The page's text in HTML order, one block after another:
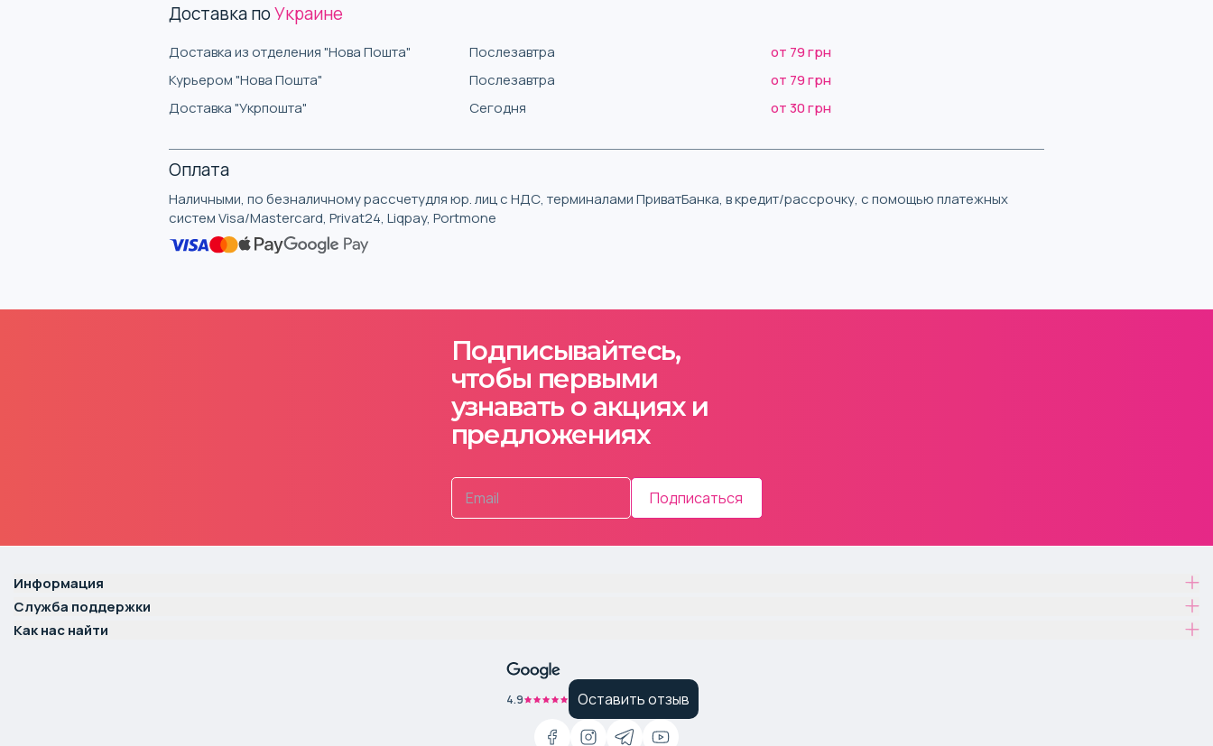
Доставка поУкраине
Доставка из отделения "Нова Пошта" Послезавтра
от 79 грн
Курьером "Нова Пошта"
Послезавтра
от 79 грн
Доставка "Укрпошта"
Сегодня от 30 грн
Оплата
Наличными, по безналичному рассчетудля юр. лиц с НДС, терминалами ПриватБанка, в кредит/рассрочку, с помощью платежных
систем Visa/Mastercard, Privat24, Liqpay, Portmone
Подписывайтесь,
чтобы первыми
узнавать о акциях и
предложениях
Подписаться
Информация
Служба поддержки
Как нас найти
4.9 Оставить отзыв